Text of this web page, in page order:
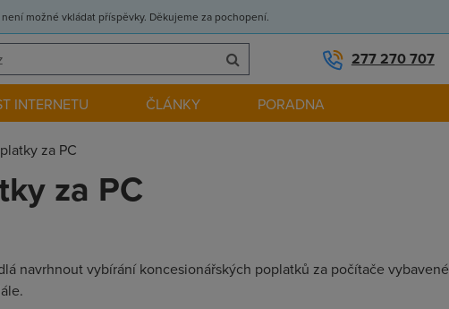
možné vkládat příspěvky. Děkujeme za pochopení.
277 270 707
INTERNETU ČLÁNKY PORADNA
za PC
za PC
navrhnout vybírání koncesionářských poplatků za počítače vybavené